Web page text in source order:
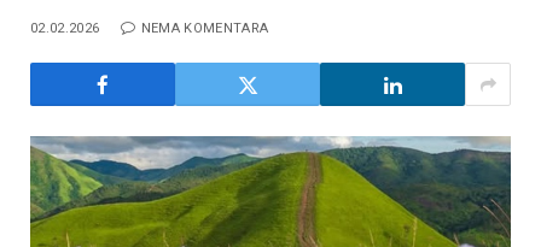
02.02.2026 NEMA KOMENTARA